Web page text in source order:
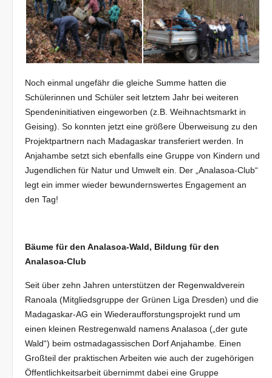
Noch einmal ungefähr die gleiche Summe hatten die
Schülerinnen und Schüler seit letztem Jahr bei weiteren
Spendeninitiativen eingeworben (z.B. Weihnachtsmarkt in
Geising). So konnten jetzt eine größere Überweisung zu den
Projektpartnern nach Madagaskar transferiert werden. In
Anjahambe setzt sich ebenfalls eine Gruppe von Kindern und
Jugendlichen für Natur und Umwelt ein. Der „Analasoa-Club“
legt ein immer wieder bewundernswertes Engagement an
den Tag!
Bäume für den Analasoa-Wald, Bildung für den
Analasoa-Club
Seit über zehn Jahren unterstützen der Regenwaldverein
Ranoala (Mitgliedsgruppe der Grünen Liga Dresden) und die
Madagaskar-AG ein Wiederaufforstungsprojekt rund um
einen kleinen Restregenwald namens Analasoa („der gute
Wald“) beim ostmadagassischen Dorf Anjahambe. Einen
Großteil der praktischen Arbeiten wie auch der zugehörigen
Öffentlichkeitsarbeit übernimmt dabei eine Gruppe